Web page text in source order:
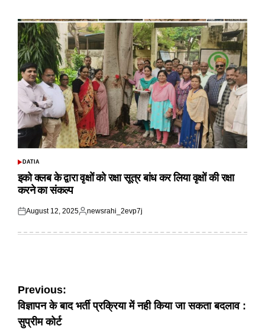
POSTED
DATIA
इको क्लब के द्वारा वृक्षों को रक्षा सूत्र बांध कर लिया वृक्षों की रक्षा
करने का संकल्प
Posted
August 12, 2025
Posted
newsrahi_2evp7j
Post
navigation
Previous:
विज्ञापन के बाद भर्ती प्रक्रिया में नही किया जा सकता बदलाव :
सुप्रीम कोर्ट